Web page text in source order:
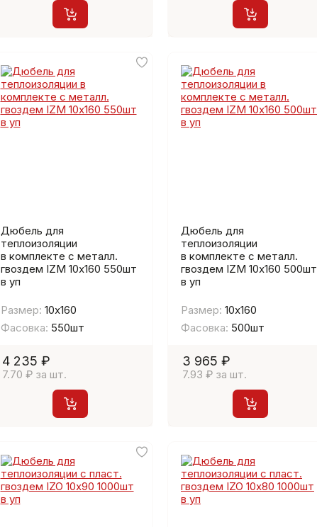
Дюбель для
теплоизоляции
в комплекте с металл.
гвоздем IZМ 10х160 550шт
в уп
Размер: 10х160
Фасовка: 550шт
4 235 ₽
7.70 ₽ за шт.
Дюбель для
теплоизоляции
в комплекте с металл.
гвоздем IZМ 10х160 500шт
в уп
Размер: 10х160
Фасовка: 500шт
3 965 ₽
7.93 ₽ за шт.